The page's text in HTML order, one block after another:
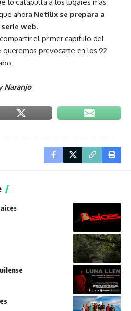
lo catapulta a los lugares más
ahora Netflix se prepara a
web.
el primer capitulo del
queremos provocarte en los 92
Naranjo